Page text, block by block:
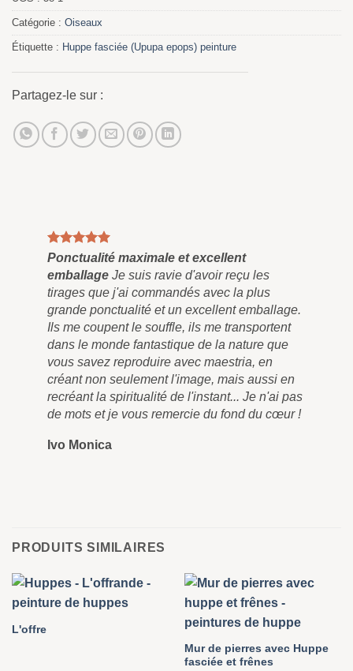
Catégorie : Oiseaux
Étiquette : Huppe fasciée (Upupa epops) peinture
Partagez-le sur :
Ponctualité maximale et excellent
emballage Je suis ravie d'avoir reçu les
tirages que j'ai commandés avec la plus
grande ponctualité et un excellent emballage.
Ils me coupent le souffle, ils me transportent
dans le monde fantastique de la nature que
vous savez reproduire avec maestria, en
créant non seulement l'image, mais aussi en
recréant la spiritualité de l'instant... Je n'ai pas
de mots et je vous remercie du fond du cœur !
Ivo Monica
PRODUITS SIMILAIRES
L'offre
Mur de pierres avec Huppe
fasciée et frênes